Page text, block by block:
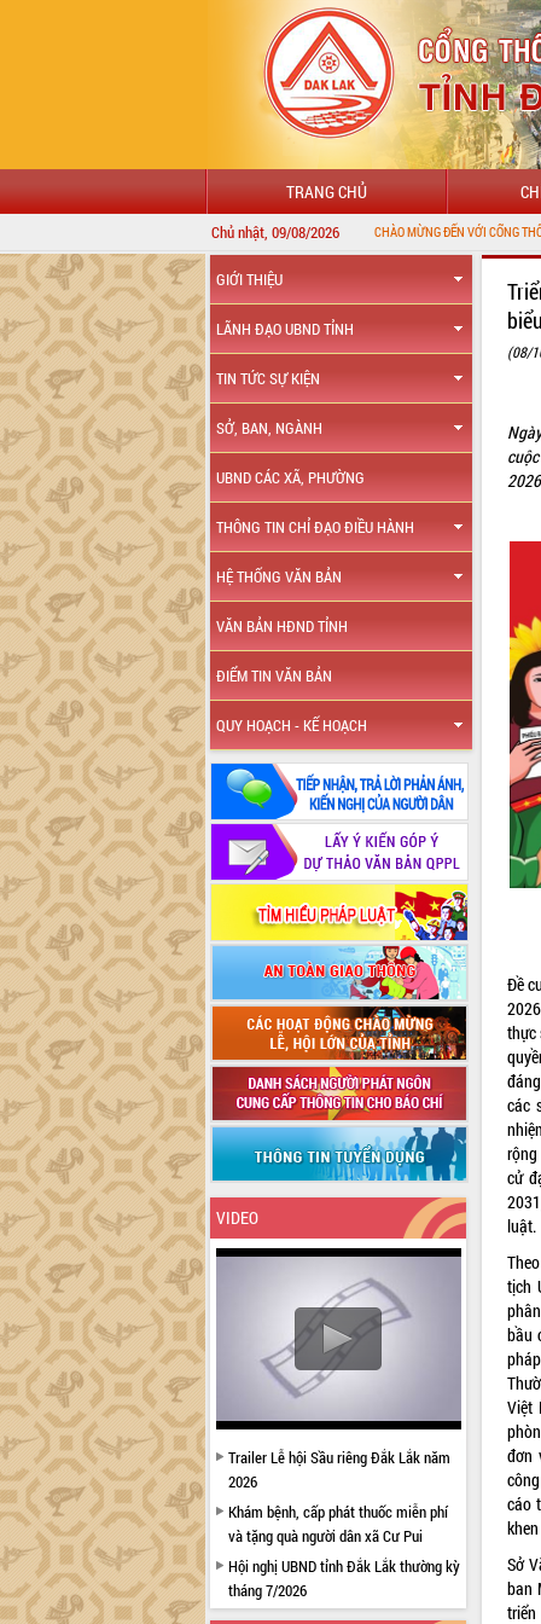
TRANG CHỦ
Chủ nhật, 09/08/2026
GIỚI THIỆU
LÃNH ĐẠO UBND TỈNH
TIN TỨC SỰ KIỆN
SỞ, BAN, NGÀNH
UBND CÁC XÃ, PHƯỜNG
THÔNG TIN CHỈ ĐẠO ĐIỀU HÀNH
HỆ THỐNG VĂN BẢN
VĂN BẢN HĐND TỈNH
ĐIỂM TIN VĂN BẢN
QUY HOẠCH - KẾ HOẠCH
VIDEO
Trailer Lễ hội Sầu riêng Đắk Lắk năm
2026
Khám bệnh, cấp phát thuốc miễn phí
và tặng quà người dân xã Cư Pui
Hội nghị UBND tỉnh Đắk Lắk thường kỳ
tháng 7/2026
(08/
Đề
thực
các
cử
luật.
tịch
bầu
Việt
đơn
cáo
Sở
ban
triển